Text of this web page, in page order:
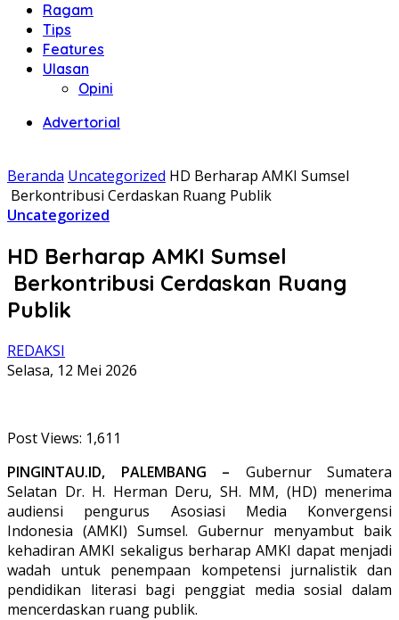
Ragam
Tips
Features
Ulasan
Opini
Advertorial
Beranda Uncategorized HD Berharap AMKI Sumsel
Berkontribusi Cerdaskan Ruang Publik
Uncategorized
HD Berharap AMKI Sumsel
Berkontribusi Cerdaskan Ruang
Publik
REDAKSI
Selasa, 12 Mei 2026
Post Views: 1,611
PINGINTAU.ID, PALEMBANG – Gubernur Sumatera
Selatan Dr. H. Herman Deru, SH. MM, (HD) menerima
audiensi pengurus Asosiasi Media Konvergensi
Indonesia (AMKI) Sumsel. Gubernur menyambut baik
kehadiran AMKI sekaligus berharap AMKI dapat menjadi
wadah untuk penempaan kompetensi jurnalistik dan
pendidikan literasi bagi penggiat media sosial dalam
mencerdaskan ruang publik.